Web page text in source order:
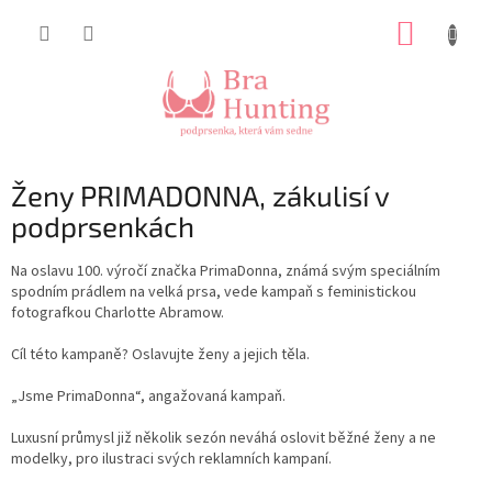
Ženy PRIMADONNA, zákulisí v
podprsenkách
Na oslavu 100. výročí značka PrimaDonna, známá svým speciálním
spodním prádlem na velká prsa, vede kampaň s feministickou
fotografkou Charlotte Abramow.
Cíl této kampaně? Oslavujte ženy a jejich těla.
„Jsme PrimaDonna“, angažovaná kampaň.
Luxusní průmysl již několik sezón neváhá oslovit běžné ženy a ne
modelky, pro ilustraci svých reklamních kampaní.